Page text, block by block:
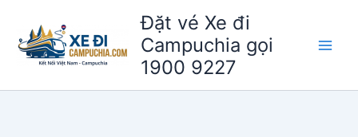
Đặt vé Xe đi
Campuchia gọi
1900 9227